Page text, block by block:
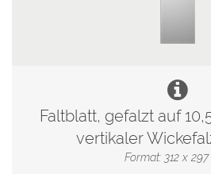
Faltblatt, gefalzt auf
vertikaler
Format: 312 x